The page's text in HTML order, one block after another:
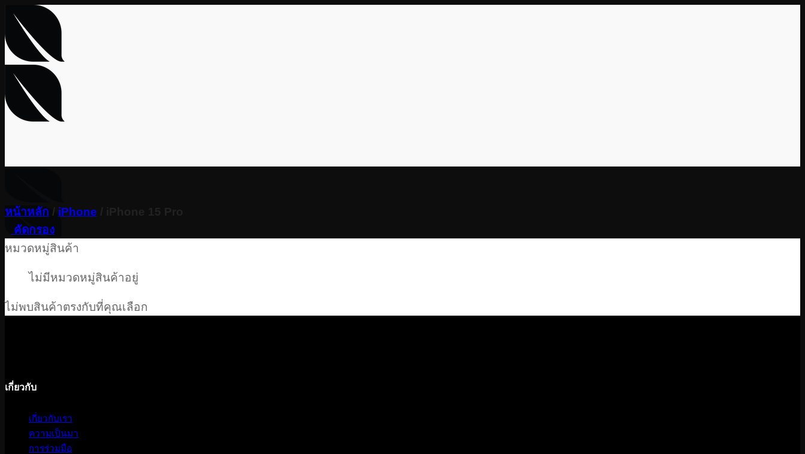
content
หน้าหลัก / iPhone
คัดกรอง
หมวดหมู่สินค้า
ไม่มีหมวดหมู่สินค้าอยู่
ไม่พบสินค้าตรงกับที่คุณเลือก
เกี่ยวกับ
เกี่ยวกับเรา
ความเป็นมา
การร่วมมือ